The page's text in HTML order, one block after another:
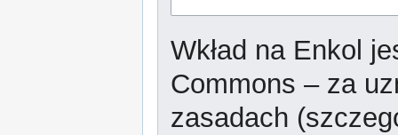
Wkład na Enkol
Commons – za
zasadach